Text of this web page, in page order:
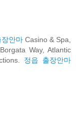
안마Casino & Spa,
Way, Atlantic
정읍 출장안마